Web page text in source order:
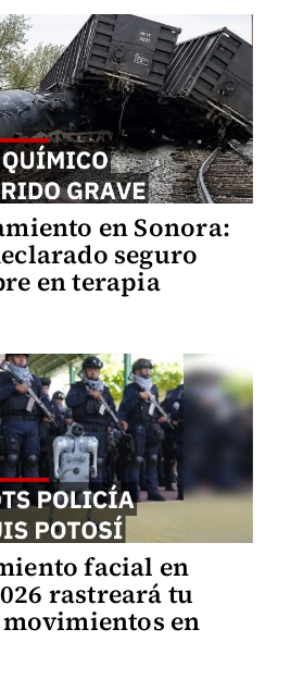
en Sonora:
seguro
en terapia
facial en
rastreará tu
en